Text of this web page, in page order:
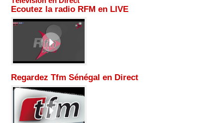
Ecoutez la radio RFM en LIVE
Regardez Tfm Sénégal en Direct